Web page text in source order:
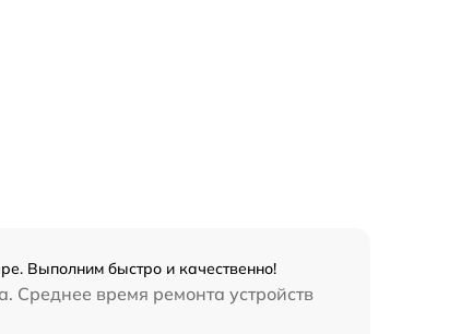
Выполним быстро и качественно!
Среднее время ремонта устройств